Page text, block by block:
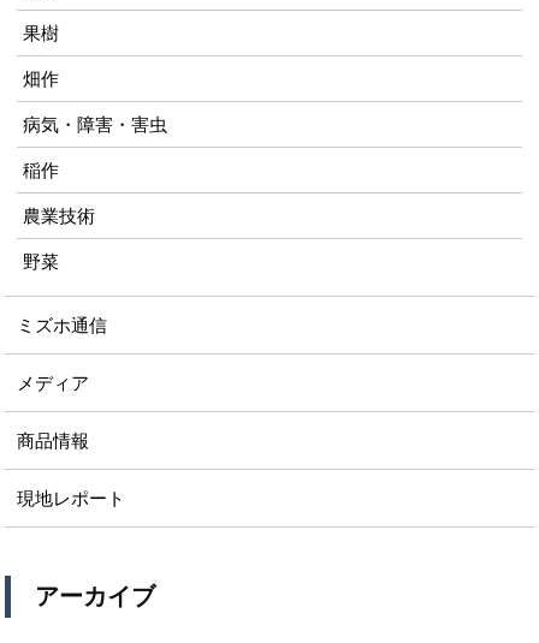
果樹
畑作
病気・障害・害虫
稲作
農業技術
野菜
ミズホ通信
メディア
商品情報
現地レポート
アーカイブ